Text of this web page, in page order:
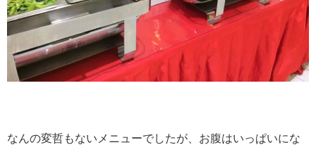
なんの変哲もないメニューでしたが、お腹はいっぱいにな